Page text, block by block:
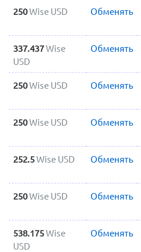
250Wise USD Обменять
337.437Wise
USD
Обменять
250Wise USD Обменять
250Wise USD Обменять
252.5Wise USD Обменять
250Wise USD Обменять
538.175Wise
USD
Обменять